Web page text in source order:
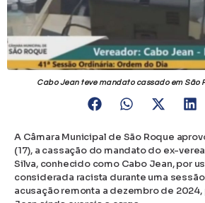
Cabo Jean teve mandato cassado em São
A Câmara Municipal de São Roque
(17), a cassação do mandato do ex-
Silva, conhecido como Cabo Jean, por
considerada racista durante uma
acusação remonta a dezembro de